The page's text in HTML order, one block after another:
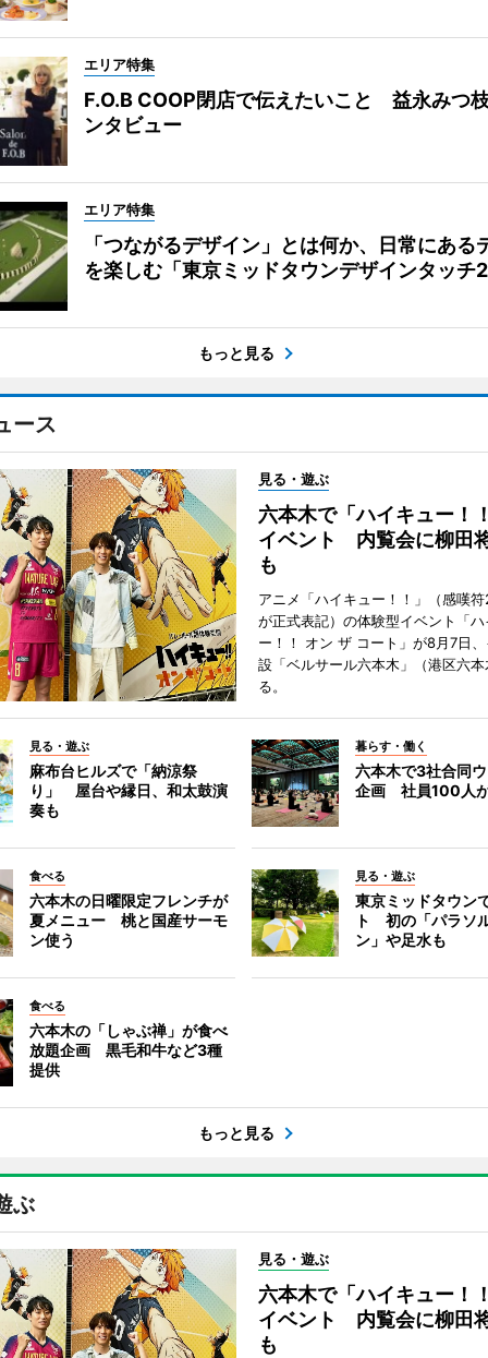
エリア特集
F.O.B COOP閉店で伝えたいこと 益永みつ
ンタビュー
エリア特集
「つながるデザイン」とは何か、日常にある
を楽しむ「東京ミッドタウンデザインタッチ
もっと見る
ース
見る・遊ぶ
六本木で「ハイキュー！
イベント 内覧会に柳田
も
アニメ「ハイキュー！！」（感嘆
が正式表記）の体験型イベント「ハ
ー！！ オン ザ コート」が8月7日
設「ベルサール六本木」（港区六
る。
見る・遊ぶ
麻布台ヒルズで「納涼祭
り」 屋台や縁日、和太鼓演
奏も
暮らす・働く
六本木で3社合同
企画 社員100人
食べる
六本木の日曜限定フレンチが
夏メニュー 桃と国産サーモ
ン使う
見る・遊ぶ
東京ミッドタウン
ト 初の「パラソ
ン」や足水も
食べる
六本木の「しゃぶ禅」が食べ
放題企画 黒毛和牛など3種
提供
もっと見る
ぶ
見る・遊ぶ
六本木で「ハイキュー！
イベント 内覧会に柳田
も